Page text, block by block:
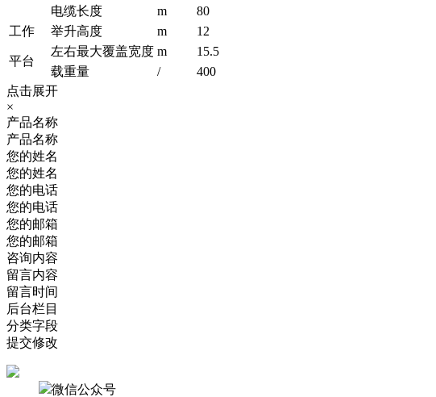
电缆长度
m
80
工作
举升高度 m 12
平台
左右最大覆盖宽度 m
15.5
载重量
/
400
点击展开
×
产品名称
产品名称
您的姓名
您的姓名
您的电话
您的电话
您的邮箱
您的邮箱
咨询内容
留言内容
留言时间
后台栏目
分类字段
提交修改
微信公众号